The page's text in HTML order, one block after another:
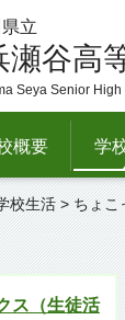
立
瀬谷高
Seya Senior High
概要 学
校生活 > ちょこ
ス（生徒活